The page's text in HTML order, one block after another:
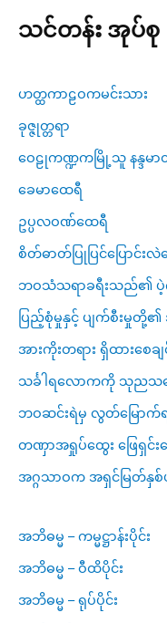
သင်တန်း အုပ်စု
ဟတ္ထကာဠဝကမင်းသား
ခုဇ္ဇုတ္တရာ
ဝေဠုကဏ္ဍကမြို့သူ နန္ဒမာ
ခေမာထေရီ
ဥပ္ပလဝဏ်ထေရီ
စိတ်ဓာတ်ပြုပြင်ပြောင်းလဲ
ဘဝသံသရာခရီးသည်၏ ပဲ့
ပြည့်စုံမှုနှင့် ပျက်စီးမှုတို့၏
အားကိုးတရား ရှိထားစေချ
သင်္ခါရလောကကို သုညသဘ
ဘဝဆင်းရဲမှ လွတ်မြောက်ရ
တဏှာအရှုပ်ထွေး ဖြေရှင်း
အဂ္ဂသာဝက အရှင်မြတ်နှစ်
အဘိဓမ္မ – ကမ္မဋ္ဌာန်းပိုင်း
အဘိဓမ္မ – ဝီထိပိုင်း
အဘိဓမ္မ – ရုပ်ပိုင်း